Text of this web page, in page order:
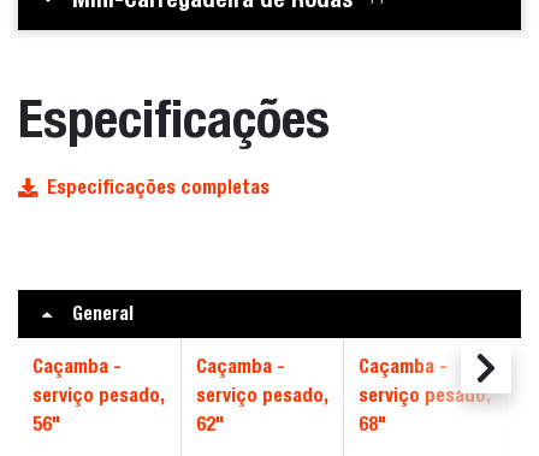
Especificações
Especificações completas
General
Caçamba -
serviço pesado,
56"
Caçamba -
serviço pesado,
62"
Caçamba -
serviço pesado,
68"